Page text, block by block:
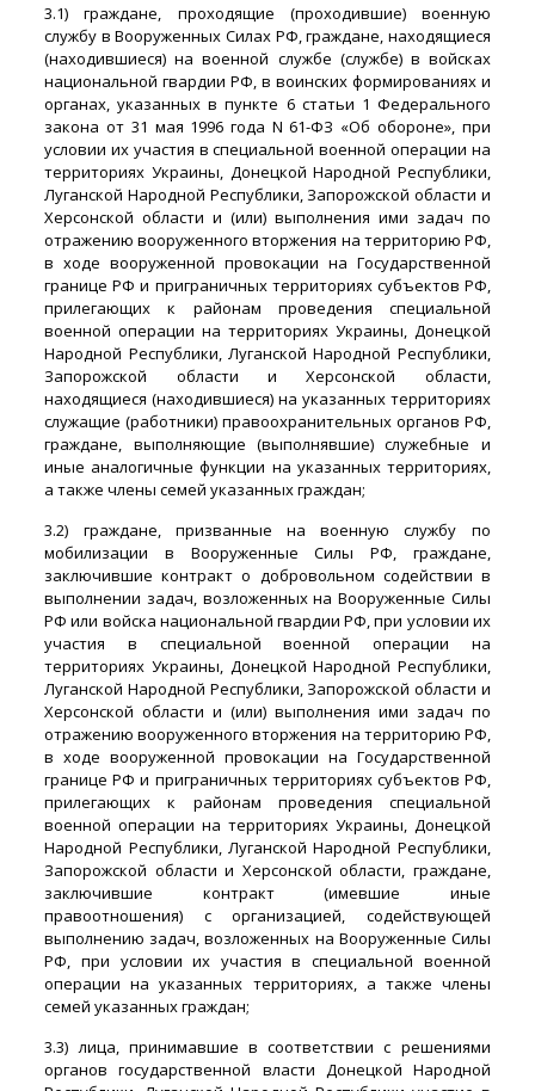
3.1) граждане, проходящие (проходившие) военную
службу в Вооруженных Силах РФ, граждане, находящиеся
(находившиеся) на военной службе (службе) в войсках
национальной гвардии РФ, в воинских формированиях и
органах, указанных в пункте 6 статьи 1 Федерального
закона от 31 мая 1996 года N 61-ФЗ «Об обороне», при
условии их участия в специальной военной операции на
территориях Украины, Донецкой Народной Республики,
Луганской Народной Республики, Запорожской области и
Херсонской области и (или) выполнения ими задач по
отражению вооруженного вторжения на территорию РФ,
в ходе вооруженной провокации на Государственной
границе РФ и приграничных территориях субъектов РФ,
прилегающих к районам проведения специальной
военной операции на территориях Украины, Донецкой
Народной Республики, Луганской Народной Республики,
Запорожской области и Херсонской области,
находящиеся (находившиеся) на указанных территориях
служащие (работники) правоохранительных органов РФ,
граждане, выполняющие (выполнявшие) служебные и
иные аналогичные функции на указанных территориях,
а также члены семей указанных граждан;
3.2) граждане, призванные на военную службу по
мобилизации в Вооруженные Силы РФ, граждане,
заключившие контракт о добровольном содействии в
выполнении задач, возложенных на Вооруженные Силы
РФ или войска национальной гвардии РФ, при условии их
участия в специальной военной операции на
территориях Украины, Донецкой Народной Республики,
Луганской Народной Республики, Запорожской области и
Херсонской области и (или) выполнения ими задач по
отражению вооруженного вторжения на территорию РФ,
в ходе вооруженной провокации на Государственной
границе РФ и приграничных территориях субъектов РФ,
прилегающих к районам проведения специальной
военной операции на территориях Украины, Донецкой
Народной Республики, Луганской Народной Республики,
Запорожской области и Херсонской области, граждане,
заключившие контракт (имевшие иные
правоотношения) с организацией, содействующей
выполнению задач, возложенных на Вооруженные Силы
РФ, при условии их участия в специальной военной
операции на указанных территориях, а также члены
семей указанных граждан;
3.3) лица, принимавшие в соответствии с решениями
органов государственной власти Донецкой Народной